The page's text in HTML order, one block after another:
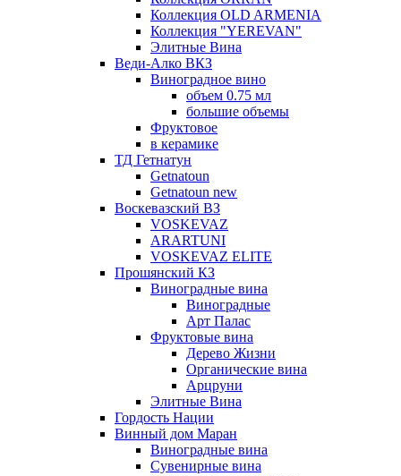
Коллекция OLD ARMENIA
Коллекция "YEREVAN"
Элитные Вина
Веди-Алко ВКЗ
Виноградное вино
объем 0.75 мл
большие объемы
Фруктовое
в керамике
ТД Гетнатун
Getnatoun
Getnatoun new
Воскевазский ВЗ
VOSKEVAZ
ARARTUNI
VOSKEVAZ ELITE
Прошянский КЗ
Виноградные вина
Виноградные
Арт Палас
Фруктовые вина
Дерево Жизни
Органические вина
Арцруни
Элитные Вина
Гордость Нации
Винный дом Маран
Виноградные вина
Сувенирные вина